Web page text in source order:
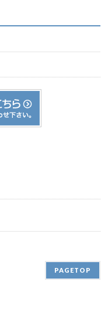
PAGETOP